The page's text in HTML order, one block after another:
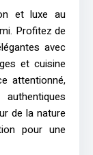
et luxe au
Profitez de
avec
et cuisine
attentionné,
de la nature
pour une